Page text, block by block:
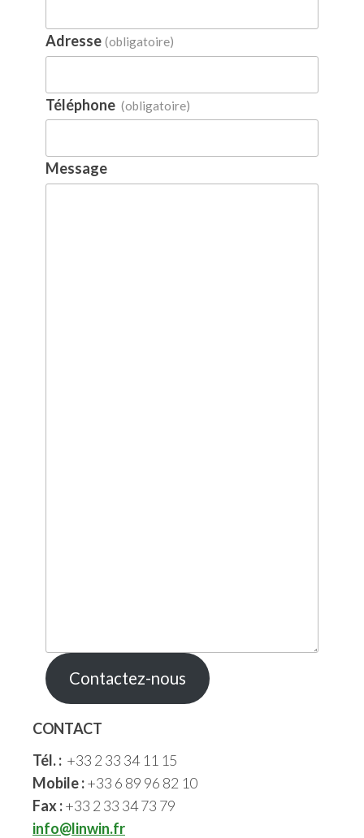
Adresse (obligatoire)
Téléphone (obligatoire)
Message
Contactez-nous
CONTACT
Tél. : +33 2 33 34 11 15
Mobile :+33 6 89 96 82 10
Fax :+33 2 33 34 73 79
info@linwin.fr